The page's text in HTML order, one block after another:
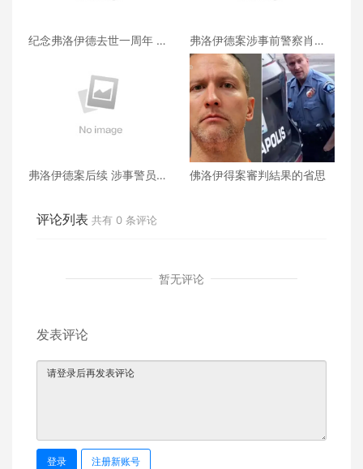
纪念弗洛伊德去世一周年 拜
弗洛伊德案涉事前警察肖万
构成谋杀加重情节
弗洛伊德案后续 涉事警员遭
佛洛伊得案審判結果的省思
评论列表 共有 0 条评论
暂无评论
发表评论
登录 注册新账号